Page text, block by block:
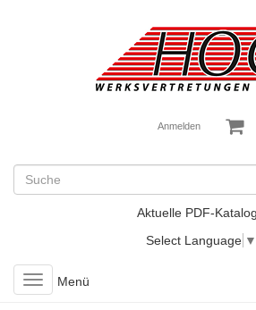
Anmelden
Aktuelle PDF-
Select Language ▼
Toggle
navigation
Menü